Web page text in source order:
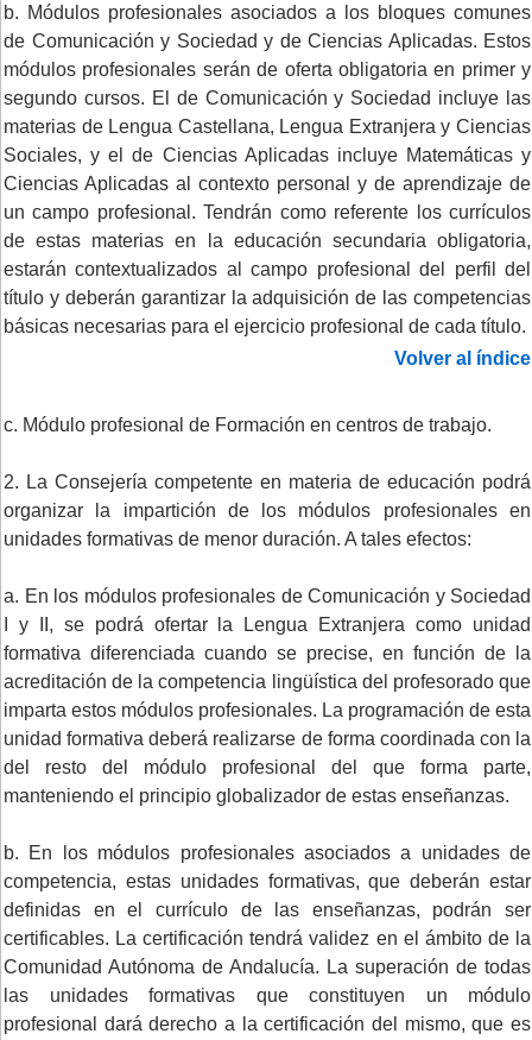
b. Módulos profesionales asociados a los bloques comunes
de Comunicación y Sociedad y de Ciencias Aplicadas. Estos
módulos profesionales serán de oferta obligatoria en primer y
segundo cursos. El de Comunicación y Sociedad incluye las
materias de Lengua Castellana, Lengua Extranjera y Ciencias
Sociales, y el de Ciencias Aplicadas incluye Matemáticas y
Ciencias Aplicadas al contexto personal y de aprendizaje de
un campo profesional. Tendrán como referente los currículos
de estas materias en la educación secundaria obligatoria,
estarán contextualizados al campo profesional del perfil del
título y deberán garantizar la adquisición de las competencias
básicas necesarias para el ejercicio profesional de cada título.
Volver al índice
c. Módulo profesional de Formación en centros de trabajo.
2. La Consejería competente en materia de educación podrá
organizar la impartición de los módulos profesionales en
unidades formativas de menor duración. A tales efectos:
a. En los módulos profesionales de Comunicación y Sociedad
I y II, se podrá ofertar la Lengua Extranjera como unidad
formativa diferenciada cuando se precise, en función de la
acreditación de la competencia lingüística del profesorado que
imparta estos módulos profesionales. La programación de esta
unidad formativa deberá realizarse de forma coordinada con la
del resto del módulo profesional del que forma parte,
manteniendo el principio globalizador de estas enseñanzas.
b. En los módulos profesionales asociados a unidades de
competencia, estas unidades formativas, que deberán estar
definidas en el currículo de las enseñanzas, podrán ser
certificables. La certificación tendrá validez en el ámbito de la
Comunidad Autónoma de Andalucía. La superación de todas
las unidades formativas que constituyen un módulo
profesional dará derecho a la certificación del mismo, que es